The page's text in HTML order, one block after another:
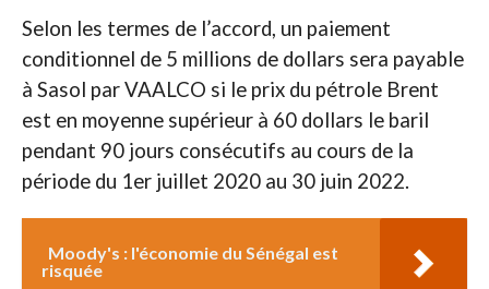
Selon les termes de l’accord, un paiement
conditionnel de 5 millions de dollars sera payable
à Sasol par VAALCO si le prix du pétrole Brent
est en moyenne supérieur à 60 dollars le baril
pendant 90 jours consécutifs au cours de la
période du 1er juillet 2020 au 30 juin 2022.
Moody's : l'économie du Sénégal est
risquée